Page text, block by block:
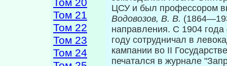
Том 20
Том 21
Том 22
Том 23
Том 24
ЦСУ и был профессором
Водовозов, В. В.
направления. С 1904
году сотрудничал в
кампании во II
печатался в журнале